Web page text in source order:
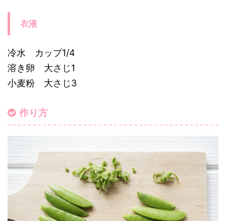
衣液
冷水 カップ1/4
溶き卵 大さじ1
小麦粉 大さじ3
作り方